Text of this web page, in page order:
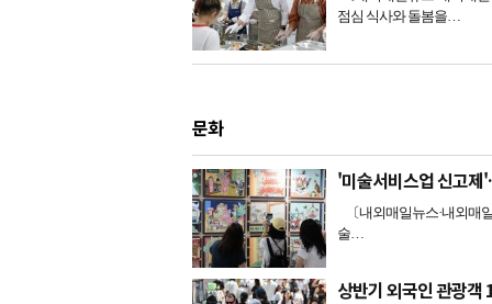
점심 식사와 돌봄을…
문화
'미술서비스업 신고제
〔내외매일뉴스·내외매
술…
상반기 외국인 관광